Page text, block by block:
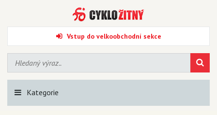
Vstup do velkoobchodní sekce
Kategorie